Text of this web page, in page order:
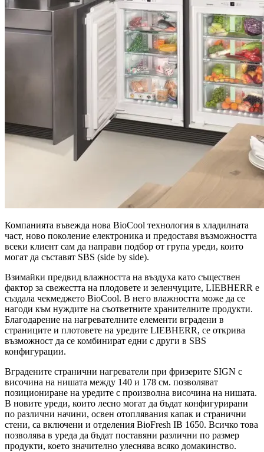
Компанията въвежда нова BioCool технология в хладилната
част, ново поколение електроника и предоставя възможността
всеки клиент сам да направи подбор от група уреди, които
могат да съставят SBS (side by side).
Взимайки предвид влажността на въздуха като съществен
фактор за свежестта на плодовете и зеленчуците, LIEBHERR е
създала чекмеджето BioCool. В него влажността може да се
нагоди към нуждите на съответните хранителните продукти.
Благодарение на нагревателните елементи вградени в
страниците и плотовете на уредите LIEBHERR, се открива
възможност да се комбинират едни с други в SBS
конфигурации.
Вградените странични нагреватели при фризерите SIGN с
височина на нишата между 140 и 178 см. позволяват
позициониране на уредите с произволна височина на нишата.
В новите уреди, които лесно могат да бъдат конфигурирани
по различни начини, освен отоплявания капак и странични
стени, са включени и отделения BioFresh IB 1650. Всичко това
позволява в уреда да бъдат поставяни различни по размер
продукти, което значително улеснява всяко домакинство.